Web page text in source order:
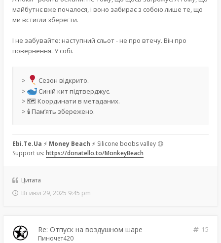
майбутнє вже почалося, і воно забирає з собою лише те, що
ми встигли зберегти.
І не забувайте: наступний сльот - не про втечу. Він про
повернення. У собі.
>
Сезон відкрито.
>
Синій кит підтверджує.
> 🗺 Координати в метаданих.
> 🕯 Пам’ять збережено.
Ebi.Te.Ua ⚡ Money Beach ⚡ Silicone boobs valley 😉
Support us: https://donatello.to/MonkeyBeach
Цитата
Вт июл 29, 2025 9:45 pm
Re: Отпуск на воздушном шаре
15
Пиночет420